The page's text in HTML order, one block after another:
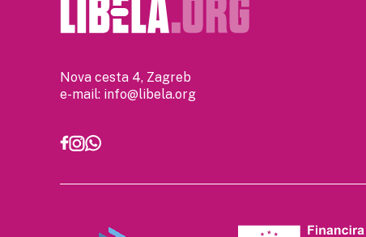
Nova cesta 4, Zagreb
e-mail: info@libela.org